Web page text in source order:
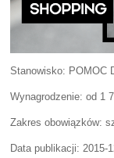
Stanowisko: POMOC
Wynagrodzenie: od 1
Zakres obowiązków:
Data publikacji: 2015-